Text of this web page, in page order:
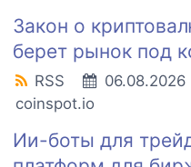
Закон о
берет рынок под
RSS 06.08.2026
coinspot.io
Ии-боты для